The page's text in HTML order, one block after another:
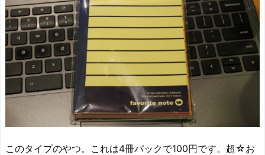
このタイプのやつ。これは4冊パックで100円です。超☆お